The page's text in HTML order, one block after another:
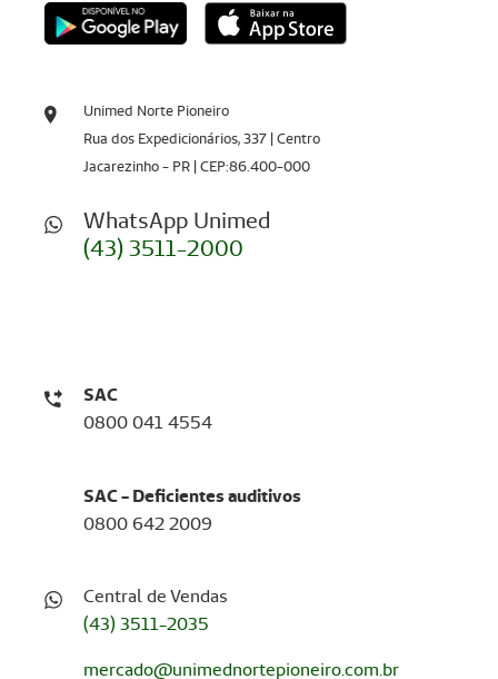
Unimed Norte Pioneiro
Rua dos Expedicionários, 337 | Centro
Jacarezinho - PR | CEP:86.400-000
WhatsApp Unimed
(43) 3511-2000
SAC
0800 041 4554
SAC - Deficientes auditivos
0800 642 2009
Central de Vendas
(43) 3511-2035
mercado@unimednortepioneiro.com.br